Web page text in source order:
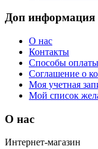
Доп информация
О нас
Контакты
Способы оплаты
Соглашение о
Моя учетная
Мой список
О нас
Интернет-магазин